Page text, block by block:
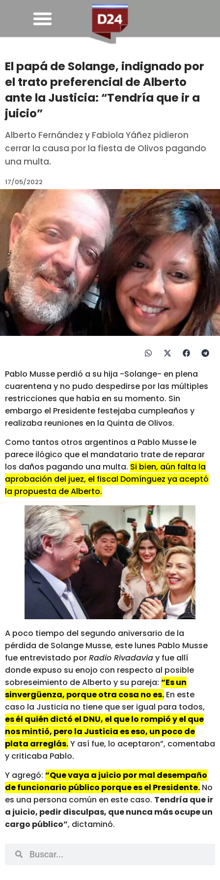
El papá de Solange, indignado por
el trato preferencial de Alberto
ante la Justicia: “Tendría que ir a
juicio”
Alberto Fernández y Fabiola Yáñez pidieron
cerrar la causa por la fiesta de Olivos pagando
una multa.
17/05/2022
Pablo Musse perdió a su hija -Solange- en plena
cuarentena y no pudo despedirse por las múltiples
restricciones que había en su momento. Sin
embargo el Presidente festejaba cumpleaños y
realizaba reuniones en la Quinta de Olivos.
Como tantos otros argentinos a Pablo Musse le
parece ilógico que el mandatario trate de reparar
los daños pagando una multa. Si bien, aún falta la
aprobación del juez, el fiscal Domínguez ya aceptó
la propuesta de Alberto.
A poco tiempo del segundo aniversario de la
pérdida de Solange Musse, este lunes Pablo Musse
fue entrevistado porRadio Rivadaviay fue allí
donde expuso su enojo con respecto al posible
sobreseimiento de Alberto y su pareja: “Es un
sinvergüenza, porque otra cosa no es. En este
caso la Justicia no tiene que ser igual para todos,
es él quién dictó el DNU, el que lo rompió y el que
nos mintió, pero la Justicia es eso, un poco de
plata arreglás.Y así fue, lo aceptaron”, comentaba
y criticaba Pablo.
Y agregó: “Que vaya a juicio por mal desempaño
de funcionario público porque es el Presidente. No
es una persona común en este caso. Tendría que ir
a juicio, pedir disculpas, que nunca más ocupe un
cargo público”, dictaminó.